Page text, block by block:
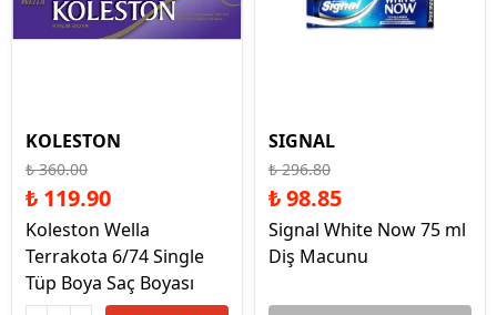
KOLESTON
₺ 360.00
₺ 119.90
Koleston Wella
Terrakota 6/74 Single
Tüp Boya Saç Boyası
SIGNAL
₺ 296.80
₺ 98.85
Signal White Now 75 ml
Diş Macunu